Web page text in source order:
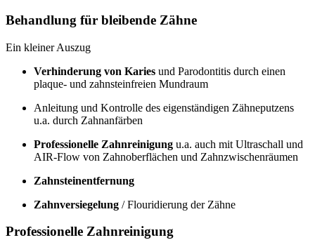
Behandlung für bleibende Zähne
Ein kleiner Auszug
Verhinderung von Karies und Parodontitis durch einen
plaque- und zahnsteinfreien Mundraum
Anleitung und Kontrolle des eigenständigen Zähneputzens
u.a. durch Zahnanfärben
Professionelle Zahnreinigung u.a. auch mit Ultraschall und
AIR-Flow von Zahnoberflächen und Zahnzwischenräumen
Zahnsteinentfernung
Zahnversiegelung / Flouridierung der Zähne
Professionelle Zahnreinigung